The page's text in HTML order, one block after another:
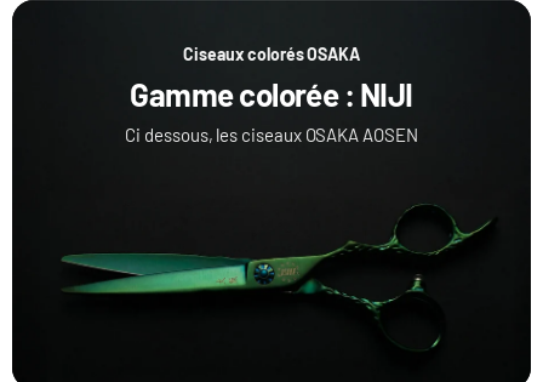
Ciseaux colorés OSAKA
Gamme colorée : NIJI
Ci dessous, les ciseaux OSAKA AOSEN